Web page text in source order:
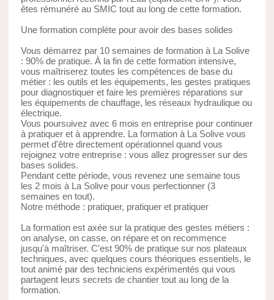
êtes rémunéré au SMIC tout au long de cette formation.
Une formation complète pour avoir des bases solides
Vous démarrez par 10 semaines de formation à La Solive
: 90% de pratique. À la fin de cette formation intensive,
vous maîtriserez toutes les compétences de base du
métier : les outils et les équipements, les gestes pratiques
pour diagnostiquer et faire les premières réparations sur
les équipements de chauffage, les réseaux hydraulique ou
électrique.
Vous poursuivez avec 6 mois en entreprise pour continuer
à pratiquer et à apprendre. La formation à La Solive vous
permet d'être directement opérationnel quand vous
rejoignez votre entreprise : vous allez progresser sur des
bases solides.
Pendant cette période, vous revenez une semaine tous
les 2 mois à La Solive pour vous perfectionner (3
semaines en tout).
Notre méthode : pratiquer, pratiquer et pratiquer
La formation est axée sur la pratique des gestes métiers :
on analyse, on casse, on répare et on recommence
jusqu'à maîtriser. C'est 90% de pratique sur nos plateaux
techniques, avec quelques cours théoriques essentiels, le
tout animé par des techniciens expérimentés qui vous
partagent leurs secrets de chantier tout au long de la
formation.